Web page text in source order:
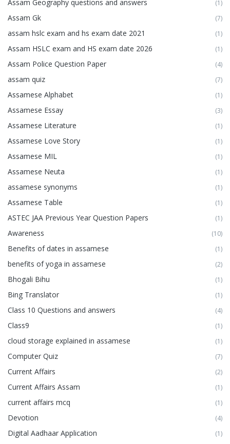
Assam Geography questions and answers (1)
Assam Gk (7)
assam hslc exam and hs exam date 2021 (1)
Assam HSLC exam and HS exam date 2026 (1)
Assam Police Question Paper (4)
assam quiz (7)
Assamese Alphabet (1)
Assamese Essay (3)
Assamese Literature (1)
Assamese Love Story (1)
Assamese MIL (1)
Assamese Neuta (1)
assamese synonyms (1)
Assamese Table (1)
ASTEC JAA Previous Year Question Papers (1)
Awareness (10)
Benefits of dates in assamese (1)
benefits of yoga in assamese (2)
Bhogali Bihu (1)
Bing Translator (1)
Class 10 Questions and answers (4)
Class9 (1)
cloud storage explained in assamese (1)
Computer Quiz (7)
Current Affairs (2)
Current Affairs Assam (1)
current affairs mcq (1)
Devotion (4)
Digital Aadhaar Application (1)